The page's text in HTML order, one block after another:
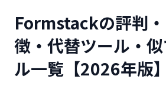
Formstackの評判
徴・代替ツール・
ル一覧【2026年版】